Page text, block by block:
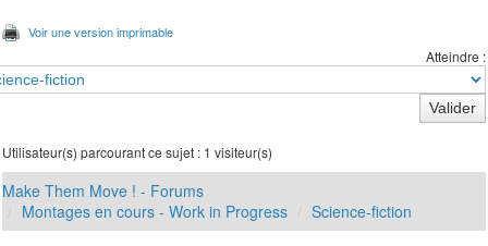
Voir une version imprimable
Atteindre :
Utilisateur(s) parcourant ce sujet : 1 visiteur(s)
Make Them Move ! - Forums
Montages en cours - Work in Progress
Science-fiction